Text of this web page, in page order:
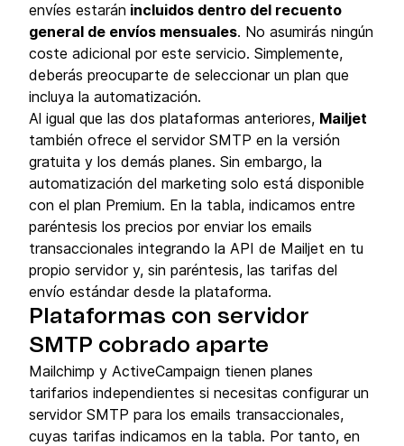
envíes estarán incluidos dentro del recuento
general de envíos mensuales. No asumirás ningún
coste adicional por este servicio. Simplemente,
deberás preocuparte de seleccionar un plan que
incluya la automatización.
Al igual que las dos plataformas anteriores, Mailjet
también ofrece el servidor SMTP en la versión
gratuita y los demás planes. Sin embargo, la
automatización del marketing solo está disponible
con el plan Premium. En la tabla, indicamos entre
paréntesis los precios por enviar los emails
transaccionales integrando la API de Mailjet en tu
propio servidor y, sin paréntesis, las tarifas del
envío estándar desde la plataforma.
Plataformas con servidor
SMTP cobrado aparte
Mailchimp y ActiveCampaign tienen planes
tarifarios independientes si necesitas configurar un
servidor SMTP para los emails transaccionales,
cuyas tarifas indicamos en la tabla. Por tanto, en